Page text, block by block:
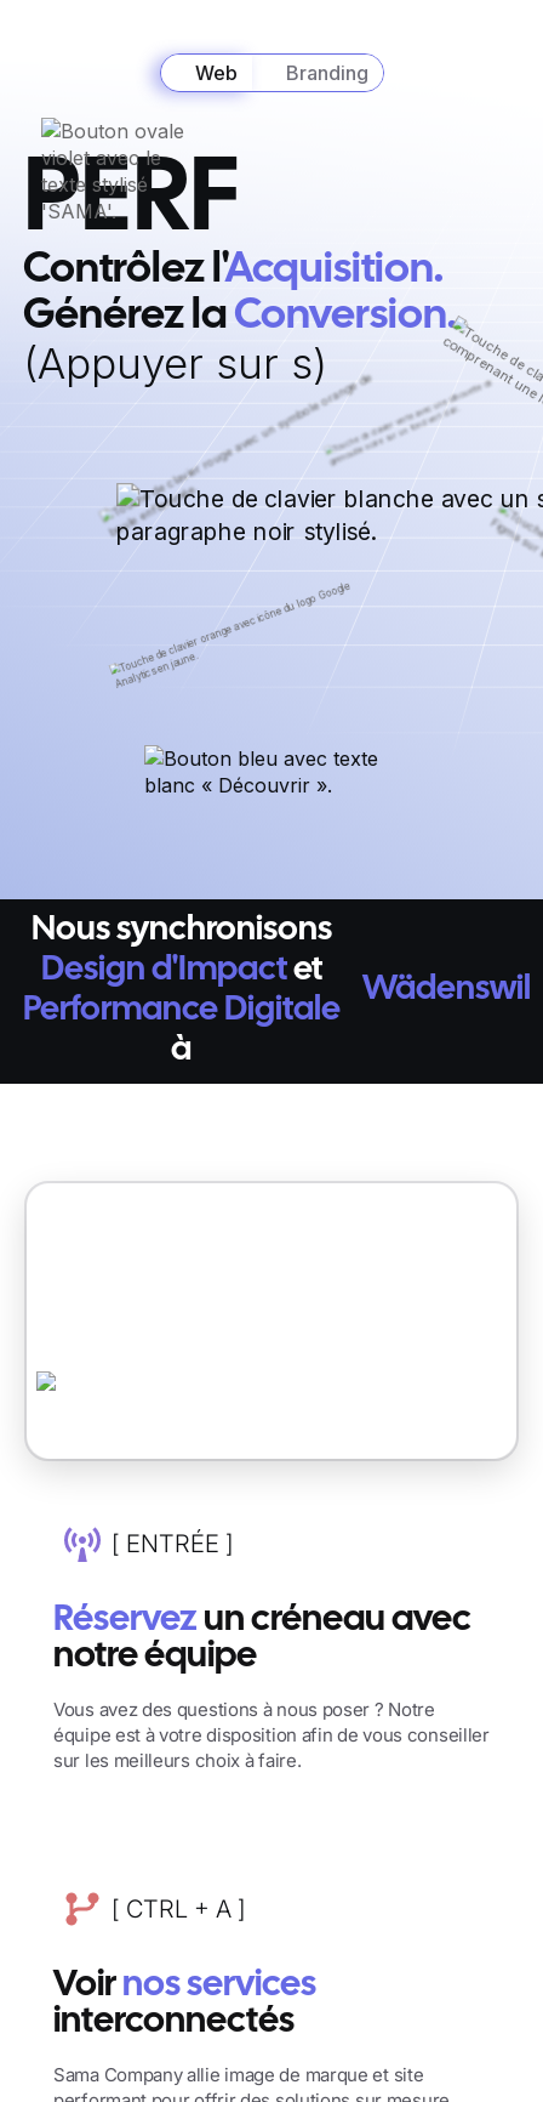
Web Branding
PERF
Contrôlez l'Acquisition. ‍
Générez la Conversion.
‍(Appuyer sur s)
Nous synchronisons
Design d'Impactet
Performance Digitale
à
Wädenswil
[ ENTRÉE ]
Réservez un créneau avec
notre équipe
Vous avez des questions à nous poser ? Notre
équipe est à votre disposition afin de vous conseiller
sur les meilleurs choix à faire.
[ CTRL + A ]
Voir nos services
interconnectés
Sama Company allie image de marque et site